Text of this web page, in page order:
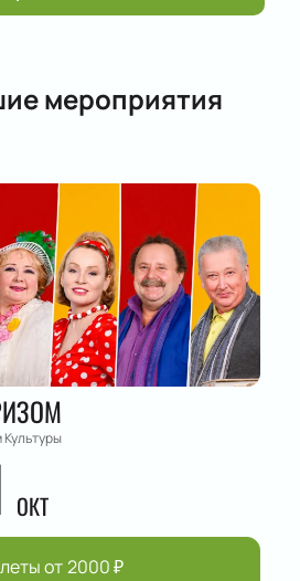
мероприятия
ОКТ
от 2000₽